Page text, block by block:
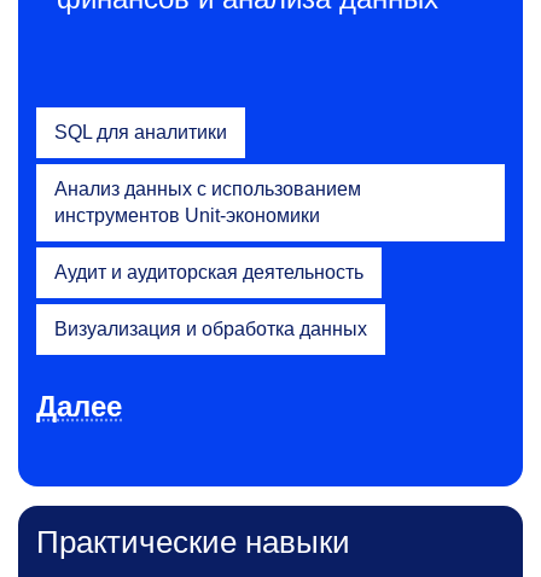
SQL для аналитики
Анализ данных с использованием
инструментов Unit-экономики
Аудит и аудиторская деятельность
Визуализация и обработка данных
Далее
Практические навыки